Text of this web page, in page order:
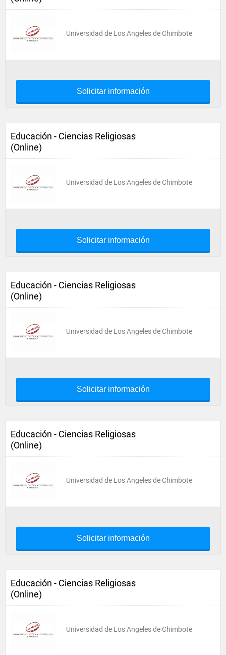
Universidad de Los Angeles de Chimbote
Solicitar información
Educación - Ciencias Religiosas
(Online)
Universidad de Los Angeles de Chimbote
Solicitar información
Educación - Ciencias Religiosas
(Online)
Universidad de Los Angeles de Chimbote
Solicitar información
Educación - Ciencias Religiosas
(Online)
Universidad de Los Angeles de Chimbote
Solicitar información
Educación - Ciencias Religiosas
(Online)
Universidad de Los Angeles de Chimbote